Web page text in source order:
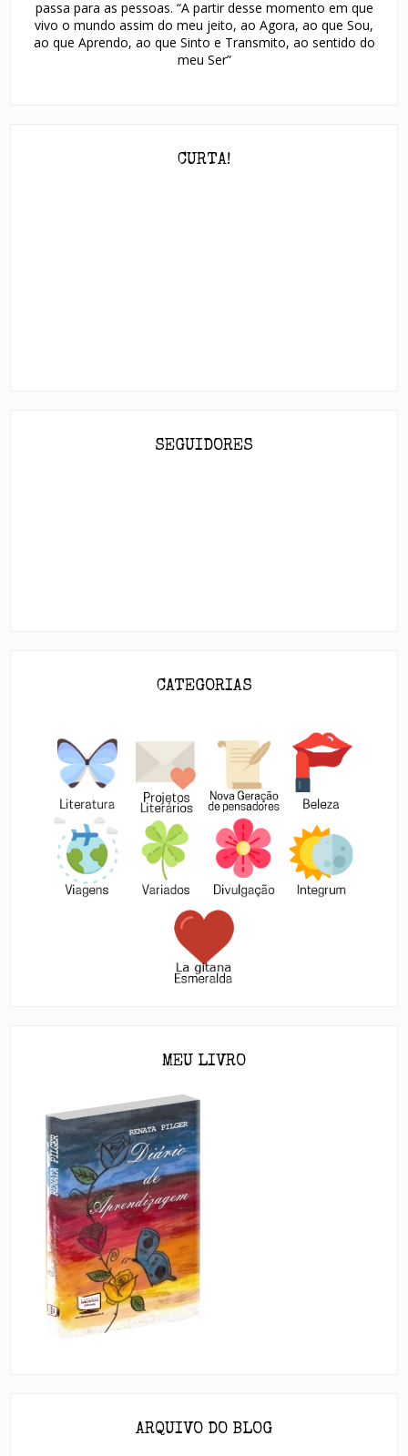
passa para as pessoas. “A partir desse momento em que
vivo o mundo assim do meu jeito, ao Agora, ao que Sou,
ao que Aprendo, ao que Sinto e Transmito, ao sentido do
meu Ser”
CURTA!
SEGUIDORES
CATEGORIAS
MEU LIVRO
ARQUIVO DO BLOG